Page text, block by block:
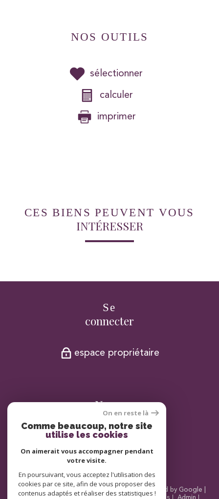
NOS OUTILS
sélectionner
calculer
imprimer
CES BIENS PEUVENT VOUS
INTÉRESSER
Se
connecter
espace propriétaire
Nous
adhérons
© 2026 | Tous droits réservés | Traduction powered by Google |
On en reste là
Comme beaucoup, notre site
utilise les cookies
On aimerait vous accompagner pendant
votre visite.
En poursuivant, vous acceptez l'utilisation des
cookies par ce site, afin de vous proposer des
contenus adaptés et réaliser des statistiques !